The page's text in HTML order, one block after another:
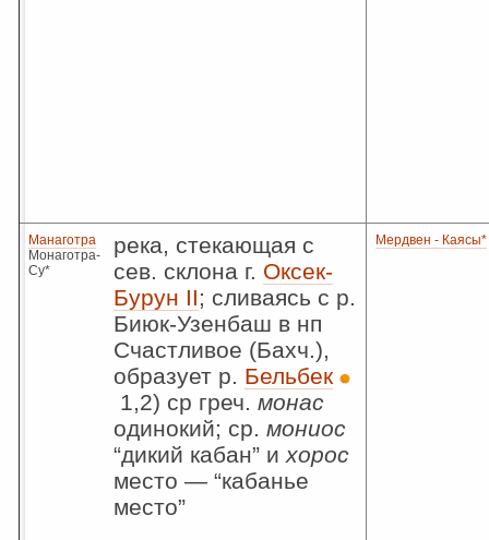
Манаготра
Монаготра-
Су*
река, стекающая с
сев. склона г. Оксек-
Бурун II; сливаясь с р.
Биюк-Узенбаш в нп
Счастливое (Бахч.),
образует р. Бельбек
1,2) ср греч. монас
одинокий; ср. мониос
“дикий кабан” и хорос
место — “кабанье
место”
Мердвен - Каясы*